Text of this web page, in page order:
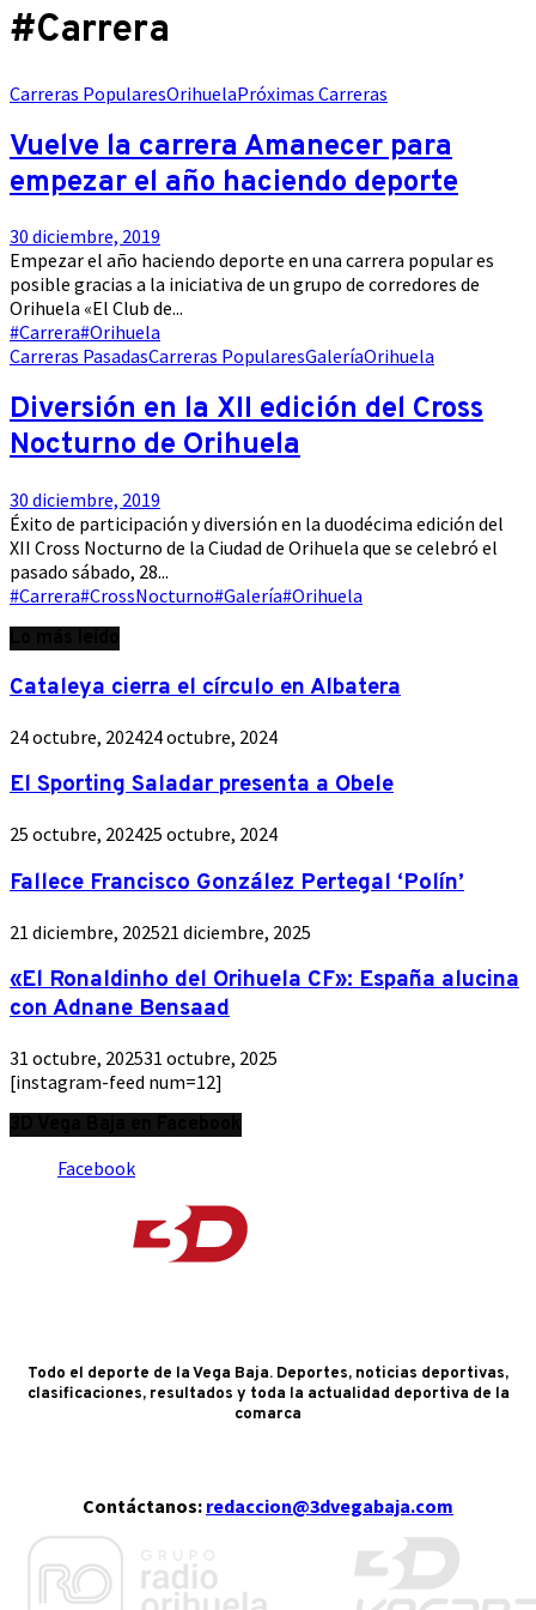
#Carrera
Carreras PopularesOrihuelaPróximas Carreras
Vuelve la carrera Amanecer para
empezar el año haciendo deporte
30 diciembre, 2019
Empezar el año haciendo deporte en una carrera popular es
posible gracias a la iniciativa de un grupo de corredores de
Orihuela «El Club de...
#Carrera#Orihuela
Carreras PasadasCarreras PopularesGaleríaOrihuela
Diversión en la XII edición del Cross
Nocturno de Orihuela
30 diciembre, 2019
Éxito de participación y diversión en la duodécima edición del
XII Cross Nocturno de la Ciudad de Orihuela que se celebró el
pasado sábado, 28...
#Carrera#CrossNocturno#Galería#Orihuela
Cataleya cierra el círculo en Albatera
24 octubre, 202424 octubre, 2024
El Sporting Saladar presenta a Obele
25 octubre, 202425 octubre, 2024
Fallece Francisco González Pertegal ‘Polín’
21 diciembre, 202521 diciembre, 2025
«El Ronaldinho del Orihuela CF»: España alucina
con Adnane Bensaad
31 octubre, 202531 octubre, 2025
[instagram-feed num=12]
Facebook
Todo el deporte de la Vega Baja. Deportes, noticias deportivas,
clasificaciones, resultados y toda la actualidad deportiva de la
comarca
Contáctanos: redaccion@3dvegabaja.com